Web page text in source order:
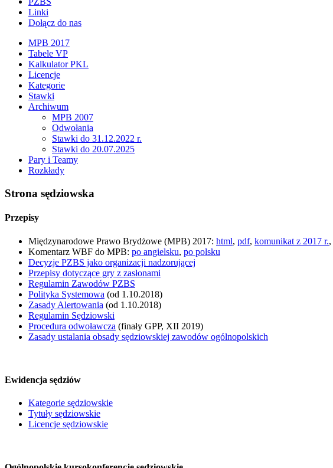
Linki
Dołącz do nas
MPB 2017
Tabele VP
Kalkulator PKL
Licencje
Kategorie
Stawki
Archiwum
MPB 2007
Odwołania
Stawki do 31.12.2022 r.
Stawki do 20.07.2025
Pary i Teamy
Rozkłady
Strona sędziowska
Przepisy
Międzynarodowe Prawo Brydżowe (MPB) 2017: html, pdf, komunikat z 2017 r.,
Komentarz WBF do MPB: po angielsku, po polsku
Decyzje PZBS jako organizacji nadzorującej
Przepisy dotyczące gry z zasłonami
Regulamin Zawodów PZBS
Polityka Systemowa (od 1.10.2018)
Zasady Alertowania (od 1.10.2018)
Regulamin Sędziowski
Procedura odwoławcza (finały GPP, XII 2019)
Zasady ustalania obsady sędziowskiej zawodów ogólnopolskich
Ewidencja sędziów
Kategorie sędziowskie
Tytuły sędziowskie
Licencje sędziowskie